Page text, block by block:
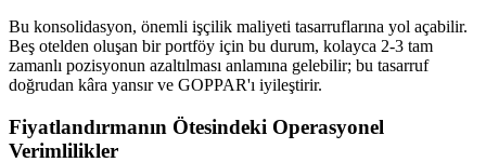
Bu konsolidasyon, önemli işçilik maliyeti tasarruflarına yol açabilir.
Beş otelden oluşan bir portföy için bu durum, kolayca 2-3 tam
zamanlı pozisyonun azaltılması anlamına gelebilir; bu tasarruf
doğrudan kâra yansır ve GOPPAR'ı iyileştirir.
Fiyatlandırmanın Ötesindeki Operasyonel
Verimlilikler